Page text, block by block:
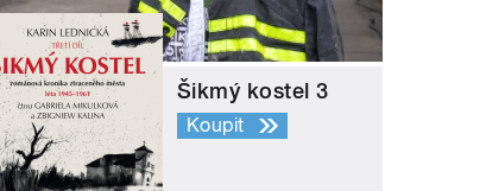
Šikmý kostel 3
Koupit